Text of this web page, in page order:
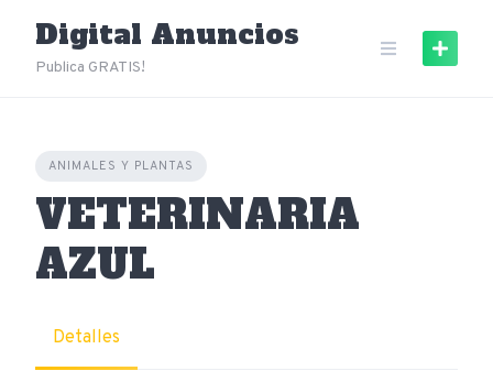
content
Digital Anuncios
Publica GRATIS!
ANIMALES Y PLANTAS
VETERINARIA
AZUL
Detalles